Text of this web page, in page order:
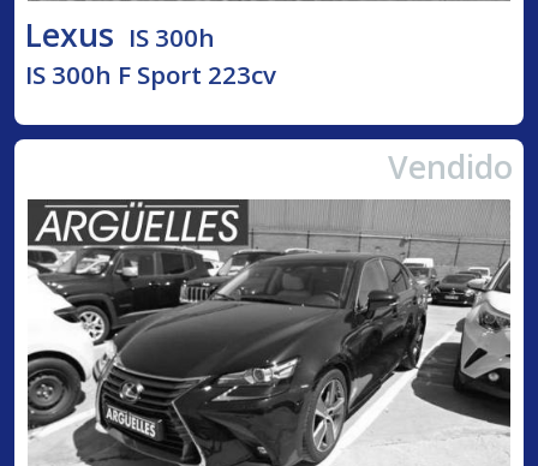
Lexus IS 300h
IS 300h F Sport 223cv
Vendido